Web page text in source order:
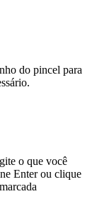
do pincel para
o que você
Enter ou clique